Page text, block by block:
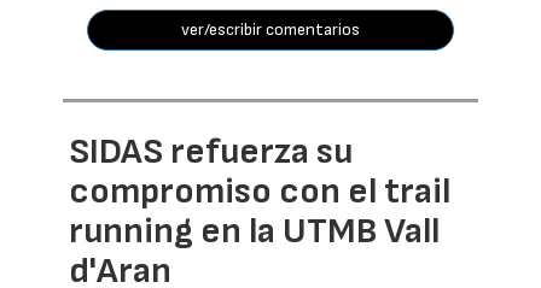
ver/escribir comentarios
SIDAS refuerza su
compromiso con el trail
running en la UTMB Vall
d'Aran